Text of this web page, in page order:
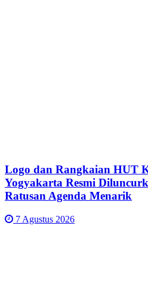
Logo dan Rangkaian HUT
Yogyakarta Resmi
Ratusan Agenda Menarik
7 Agustus 2026